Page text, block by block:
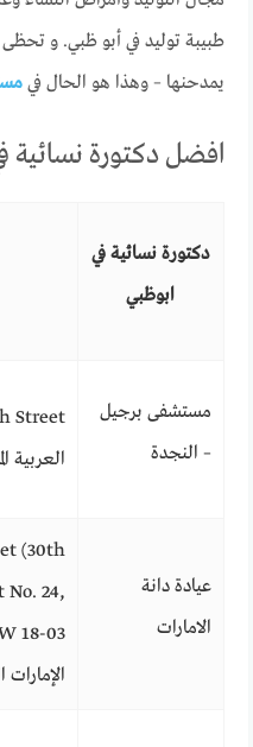
طبيبة توليد في أبو ظبي. و تحظى
يمدحنها – وهذا هو الحال في
افضل دكتورة نسائية
دكتورة نسائية في
ابوظبي
مستشفى برجيل
– النجدة
العربية
عيادة دانة
الامارات
(30th
24,
الإمارات